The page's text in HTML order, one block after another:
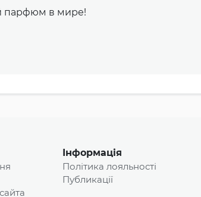
парфюм в мире!
Інформація
Політика лояльності
Публикації